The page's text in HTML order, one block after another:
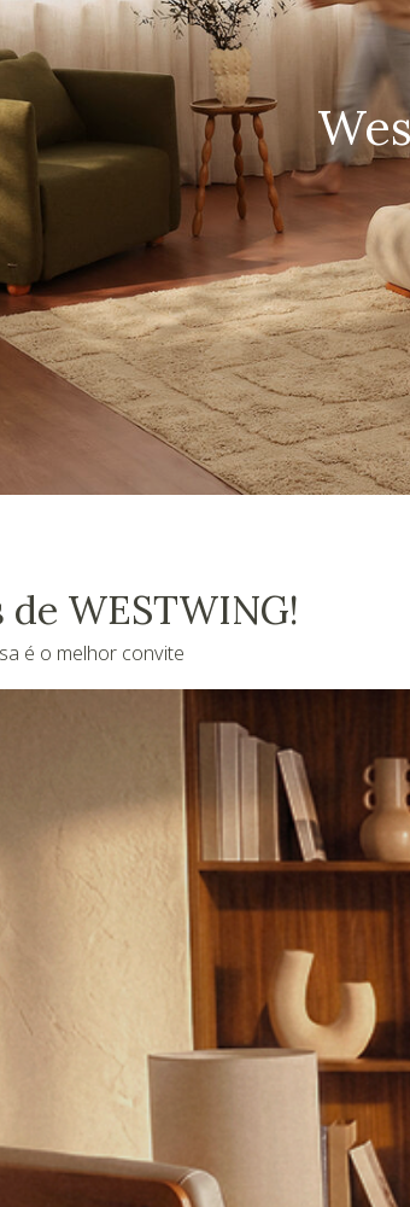
de WESTWING!
é o melhor convite